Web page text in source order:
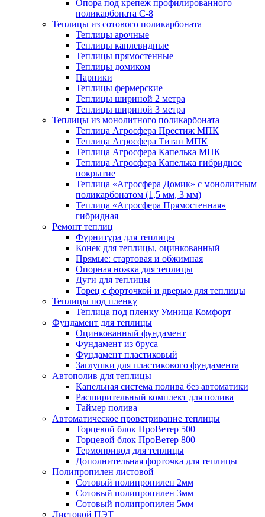
Опора под крепеж профилированного
поликарбоната С-8
Теплицы из сотового поликарбоната
Теплицы арочные
Теплицы каплевидные
Теплицы прямостенные
Теплицы домиком
Парники
Теплицы фермерские
Теплицы шириной 2 метра
Теплицы шириной 3 метра
Теплицы из монолитного поликарбоната
Теплица Агросфера Престиж МПК
Теплица Агросфера Титан МПК
Теплица Агросфера Капелька МПК
Теплица Агросфера Капелька гибридное
покрытие
Теплица «Агросфера Домик» с монолитным
поликарбонатом (1,5 мм, 3 мм)
Теплица «Агросфера Прямостенная»
гибридная
Ремонт теплиц
Фурнитура для теплицы
Конек для теплицы, оцинкованный
Прямые: стартовая и обжимная
Опорная ножка для теплицы
Дуги для теплицы
Торец с форточкой и дверью для теплицы
Теплицы под пленку
Теплица под пленку Умница Комфорт
Фундамент для теплицы
Оцинкованный фундамент
Фундамент из бруса
Фундамент пластиковый
Заглушки для пластикового фундамента
Автополив для теплицы
Капельная система полива без автоматики
Расширительный комплект для полива
Таймер полива
Автоматическое проветривание теплицы
Торцевой блок ПроВетер 500
Торцевой блок ПроВетер 800
Термопривод для теплицы
Дополнительная форточка для теплицы
Полипропилен листовой
Сотовый полипропилен 2мм
Сотовый полипропилен 3мм
Сотовый полипропилен 5мм
Листовой ПЭТ